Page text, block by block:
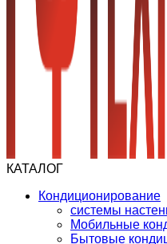
КАТАЛОГ
Кондиционирование
системы
Мобильные
Бытовые